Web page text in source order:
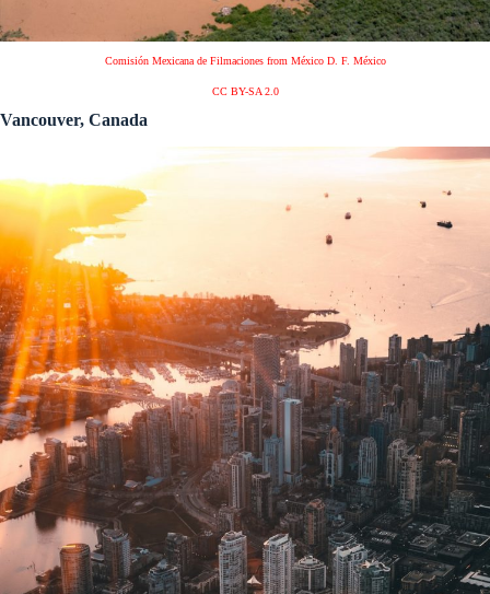
Comisión Mexicana de Filmaciones from México D. F. México
CC BY-SA 2.0
Vancouver, Canada